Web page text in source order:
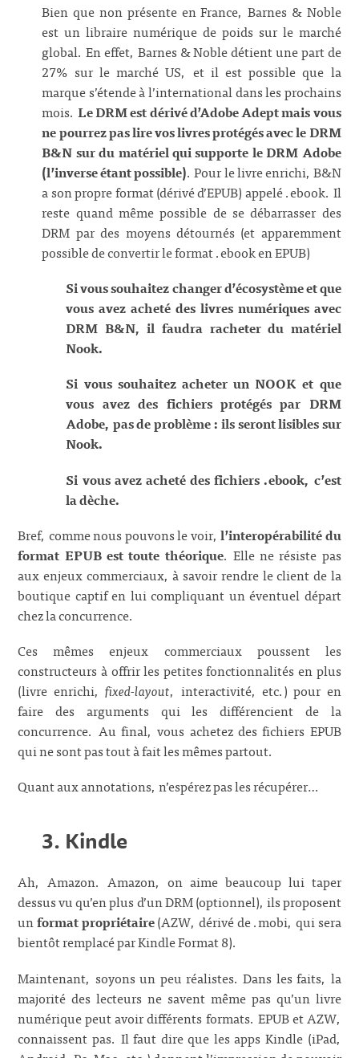
Bien que non présente en France, Barnes & Noble
est un libraire numérique de poids sur le marché
global. En effet, Barnes & Noble détient une part de
27% sur le marché US, et il est possible que la
marque s’étende à l’international dans les prochains
mois. Le DRM est dérivé d’Adobe Adept mais vous
ne pourrez pas lire vos livres protégés avec le DRM
B&N sur du matériel qui supporte le DRM Adobe
(l’inverse étant possible). Pour le livre enrichi, B&N
a son propre format (dérivé d’EPUB) appelé .ebook. Il
reste quand même possible de se débarrasser des
DRM par des moyens détournés (et apparemment
possible de convertir le format .ebook en EPUB)
Si vous souhaitez changer d’écosystème et que
vous avez acheté des livres numériques avec
DRM B&N, il faudra racheter du matériel
Nook.
Si vous souhaitez acheter un NOOK et que
vous avez des fichiers protégés par DRM
Adobe, pas de problème : ils seront lisibles sur
Nook.
Si vous avez acheté des fichiers .ebook, c’est
la dèche.
Bref, comme nous pouvons le voir,l’interopérabilité du
format EPUB est toute théorique. Elle ne résiste pas
aux enjeux commerciaux, à savoir rendre le client de la
boutique captif en lui compliquant un éventuel départ
chez la concurrence.
Ces mêmes enjeux commerciaux poussent les
constructeurs à offrir les petites fonctionnalités en plus
(livre enrichi,fixed-layout, interactivité, etc.) pour en
faire des arguments qui les différencient de la
concurrence. Au final, vous achetez des fichiers EPUB
qui ne sont pas tout à fait les mêmes partout.
Quant aux annotations, n’espérez pas les récupérer…
3. Kindle
Ah, Amazon. Amazon, on aime beaucoup lui taper
dessus vu qu’en plus d’un DRM (optionnel), ils proposent
unformat propriétaire(AZW, dérivé de .mobi, qui sera
bientôt remplacé par Kindle Format 8).
Maintenant, soyons un peu réalistes. Dans les faits, la
majorité des lecteurs ne savent même pas qu’un livre
numérique peut avoir différents formats. EPUB et AZW,
connaissent pas. Il faut dire que les apps Kindle (iPad,